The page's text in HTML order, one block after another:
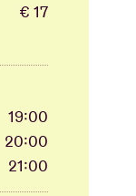
€ 17
19:00
20:00
21:00